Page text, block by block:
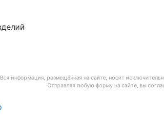
Вся информация, размещённая на сайте, носит
Отправляя любую форму на сайте, вы